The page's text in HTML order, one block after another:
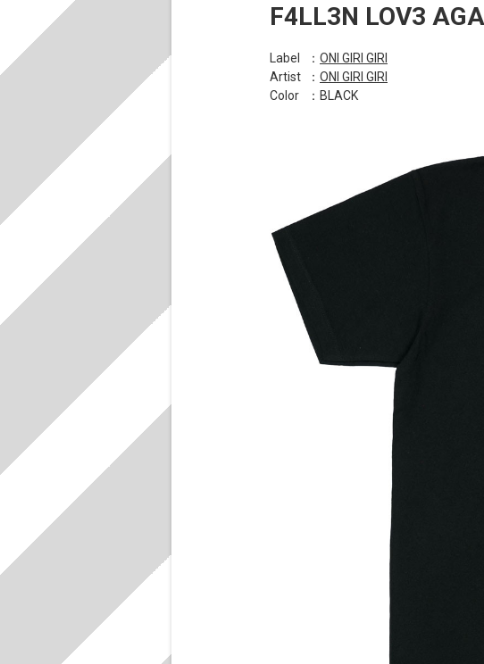
F4LL3N LOV3
Label ： ONI GIRI GIRI
Artist
： ONI GIRI GIRI
Color
：BLACK